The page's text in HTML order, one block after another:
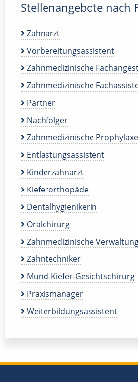
Stellenangebote nach
Zahnarzt
Vorbereitungsassistent
Zahnmedizinische
Zahnmedizinische
Partner
Nachfolger
Zahnmedizinische
Entlastungsassistent
Kinderzahnarzt
Kieferorthopäde
Dentalhygienikerin
Oralchirurg
Zahnmedizinische
Zahntechniker
Mund-Kiefer-Gesichtschirurg
Praxismanager
Weiterbildungsassistent